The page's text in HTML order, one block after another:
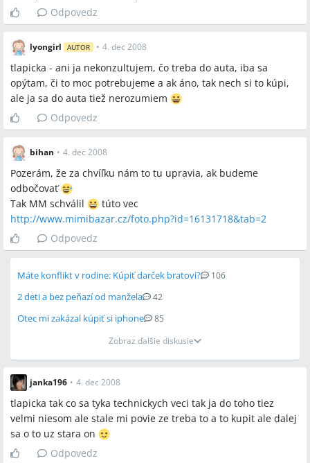
Odpovedz
lyongirl AUTOR • 4. dec 2008
tlapicka - ani ja nekonzultujem, čo treba do auta, iba sa
opýtam, či to moc potrebujeme a ak áno, tak nech si to kúpi,
ale ja sa do auta tiež nerozumiem
Odpovedz
bihan • 4. dec 2008
Pozerám, že za chvíľku nám to tu upravia, ak budeme
odbočovať
Tak MM schválil
túto vec
http://www.mimibazar.cz/foto.php?id=16131718&tab=2
Odpovedz
Máte konflikt v rodine: Kúpiť darček bratovi? 106
2 deti a bez peňazí od manžela 42
Otec mi zakázal kúpiť si iphone
85
Zobraz ďalšie diskusie
janka196 • 4. dec 2008
tlapicka tak co sa tyka technickych veci tak ja do toho tiez
velmi niesom ale stale mi povie ze treba to a to kupit ale dalej
sa o to uz stara on
Odpovedz